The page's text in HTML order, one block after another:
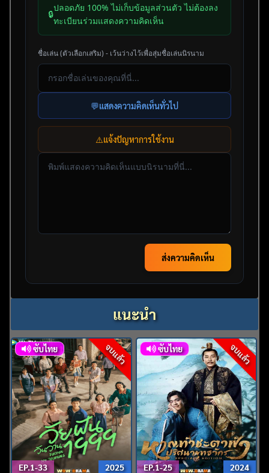
🔒
ปลอดภัย 100% ไม่เก็บข้อมูลส่วนตัว ไม่ต้องลง
ทะเบียนร่วมแสดงความคิดเห็น
ชื่อเล่น (ตัวเลือกเสริม) - เว้นว่างไว้เพื่อสุ่มชื่อเล่นนิรนาม
💬แสดงความคิดเห็นทั่วไป
⚠️แจ้งปัญหาการใช้งาน
ส่งความคิดเห็น
แนะนำ
จบแล้ว
ซับไทย
EP.1-33 2025
จบแล้ว
ซับไทย
EP.1-25 2024